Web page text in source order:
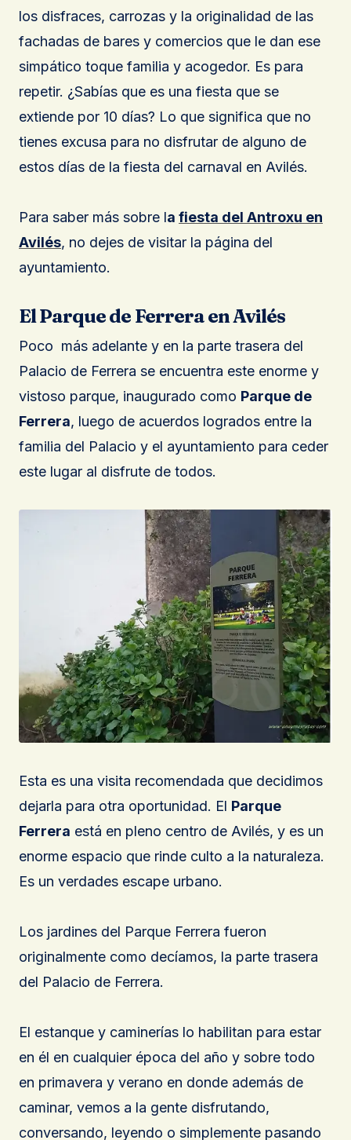
los disfraces, carrozas y la originalidad de las
fachadas de bares y comercios que le dan ese
simpático toque familia y acogedor. Es para
repetir. ¿Sabías que es una fiesta que se
extiende por 10 días? Lo que significa que no
tienes excusa para no disfrutar de alguno de
estos días de la fiesta del carnaval en Avilés.
Para saber más sobre la fiesta del Antroxu en
Avilés, no dejes de visitar la página del
ayuntamiento.
El Parque de Ferrera en Avilés
Poco más adelante y en la parte trasera del
Palacio de Ferrera se encuentra este enorme y
vistoso parque, inaugurado como Parque de
Ferrera, luego de acuerdos logrados entre la
familia del Palacio y el ayuntamiento para ceder
este lugar al disfrute de todos.
Esta es una visita recomendada que decidimos
dejarla para otra oportunidad. El Parque
Ferrera está en pleno centro de Avilés, y es un
enorme espacio que rinde culto a la naturaleza.
Es un verdades escape urbano.
Los jardines del Parque Ferrera fueron
originalmente como decíamos, la parte trasera
del Palacio de Ferrera.
El estanque y caminerías lo habilitan para estar
en él en cualquier época del año y sobre todo
en primavera y verano en donde además de
caminar, vemos a la gente disfrutando,
conversando, leyendo o simplemente pasando